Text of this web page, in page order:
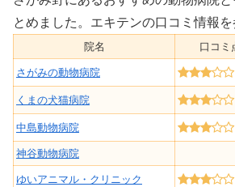
とめました。エキテンの口コミ情報
院名 口コミ
さがみの動物病院
くまの犬猫病院
中島動物病院
神谷動物病院
ゆいアニマル・クリニック